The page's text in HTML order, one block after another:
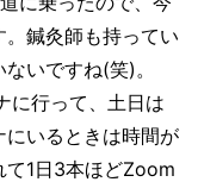
鍼灸師も持ってい
いですね(笑)。
行って、土日は
にいるときは時間が
て1日3本ほどZoom